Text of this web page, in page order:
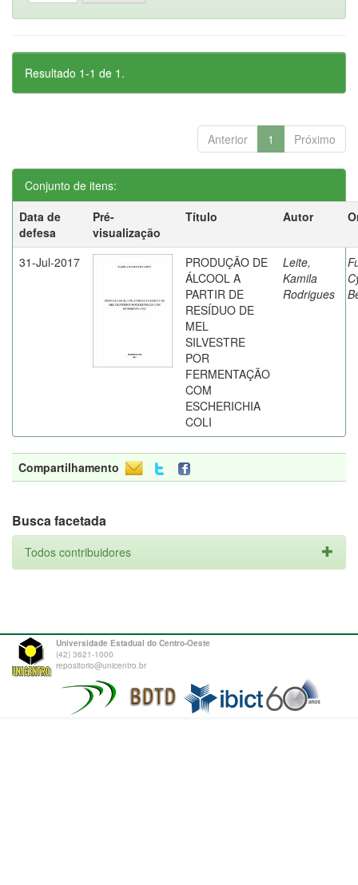
Resultado 1-1 de 1.
Anterior 1 Próximo
Conjunto de itens:
Data de
defesa
Pré-
visualização
Título Autor
31-Jul-2017
PRODUÇÃO DE
ÁLCOOL A
PARTIR DE
RESÍDUO DE
MEL
SILVESTRE
POR
FERMENTAÇÃO
COM
ESCHERICHIA
COLI
Leite,
Kamila
Rodrigues
Compartilhamento
Busca facetada
Todos contribuidores
Universidade Estadual do Centro-Oeste
(42) 3621-1000
repositorio@unicentro.br